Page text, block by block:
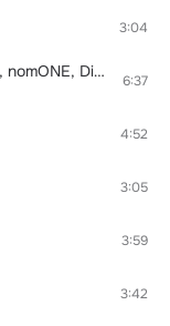
3:04
Правильный Выбор (при уч. Q.Taz, nomONE, Dirty L.O.N.D.O.N.) 6:37
4:52
3:05
3:59
3:42